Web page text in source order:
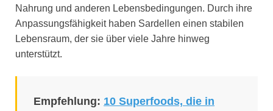
Nahrung und anderen Lebensbedingungen. Durch ihre
Anpassungsfähigkeit haben Sardellen einen stabilen
Lebensraum, der sie über viele Jahre hinweg
unterstützt.
Empfehlung: 10 Superfoods, die in